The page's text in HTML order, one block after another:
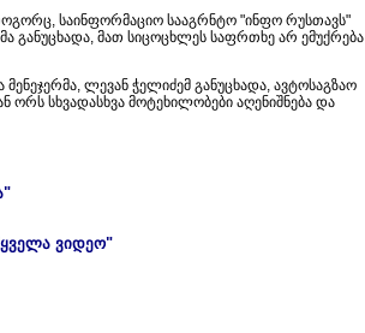
საინფორმაციო სააგრნტო "ინფო რუსთავს"
განუცხადა, მათ სიცოცხლეს საფრთხე არ ემუქრება
ლევან ჭელიძემ განუცხადა, ავტოსაგზაო
ორს სხვადასხვა მოტეხილობები აღენიშნება და
ვიდეო"